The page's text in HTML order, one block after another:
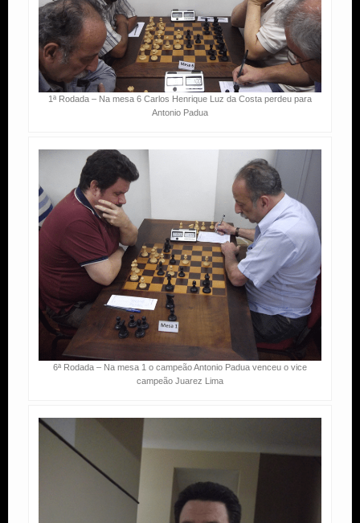
1ª Rodada – Na mesa 6 Carlos Henrique Luz da Costa perdeu para
Antonio Padua
6ª Rodada – Na mesa 1 o campeão Antonio Padua venceu o vice
campeão Juarez Lima